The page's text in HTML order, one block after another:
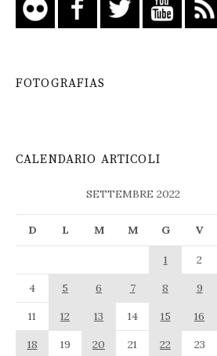
FOTOGRAFIAS
CALENDARIO ARTICOLI
SETTEMBRE 2022
D L M M G V
1 2
4
5 6 7 8 9
11
12 13 14 15 16
18
19 20 21 22 23